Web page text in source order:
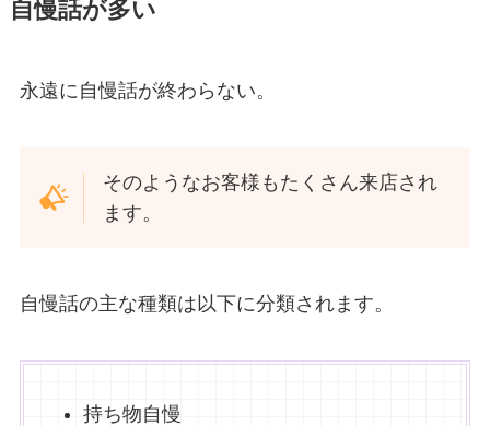
自慢話が多い
永遠に自慢話が終わらない。
そのようなお客様もたくさん来店され
ます。
自慢話の主な種類は以下に分類されます。
持ち物自慢